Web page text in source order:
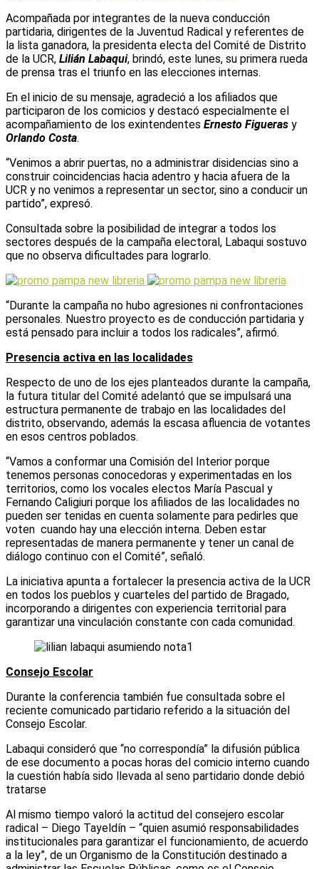
Acompañada por integrantes de la nueva conducción
partidaria, dirigentes de la Juventud Radical y referentes de
la lista ganadora, la presidenta electa del Comité de Distrito
de la UCR, Lilián Labaqui, brindó, este lunes, su primera rueda
de prensa tras el triunfo en las elecciones internas.
En el inicio de su mensaje, agradeció a los afiliados que
participaron de los comicios y destacó especialmente el
acompañamiento de los exintendentes Ernesto Figueras y
Orlando Costa.
“Venimos a abrir puertas, no a administrar disidencias sino a
construir coincidencias hacia adentro y hacia afuera de la
UCR y no venimos a representar un sector, sino a conducir un
partido”, expresó.
Consultada sobre la posibilidad de integrar a todos los
sectores después de la campaña electoral, Labaqui sostuvo
que no observa dificultades para lograrlo.
“Durante la campaña no hubo agresiones ni confrontaciones
personales. Nuestro proyecto es de conducción partidaria y
está pensado para incluir a todos los radicales”, afirmó.
Presencia activa en las localidades
Respecto de uno de los ejes planteados durante la campaña,
la futura titular del Comité adelantó que se impulsará una
estructura permanente de trabajo en las localidades del
distrito, observando, además la escasa afluencia de votantes
en esos centros poblados.
“Vamos a conformar una Comisión del Interior porque
tenemos personas conocedoras y experimentadas en los
territorios, como los vocales electos María Pascual y
Fernando Caligiuri porque los afiliados de las localidades no
pueden ser tenidas en cuenta solamente para pedirles que
voten cuando hay una elección interna. Deben estar
representadas de manera permanente y tener un canal de
diálogo continuo con el Comité”, señaló.
La iniciativa apunta a fortalecer la presencia activa de la UCR
en todos los pueblos y cuarteles del partido de Bragado,
incorporando a dirigentes con experiencia territorial para
garantizar una vinculación constante con cada comunidad.
Consejo Escolar
Durante la conferencia también fue consultada sobre el
reciente comunicado partidario referido a la situación del
Consejo Escolar.
Labaqui consideró que “no correspondía” la difusión pública
de ese documento a pocas horas del comicio interno cuando
la cuestión había sido llevada al seno partidario donde debió
tratarse
Al mismo tiempo valoró la actitud del consejero escolar
radical – Diego Tayeldín – “quien asumió responsabilidades
institucionales para garantizar el funcionamiento, de acuerdo
a la ley”, de un Organismo de la Constitución destinado a